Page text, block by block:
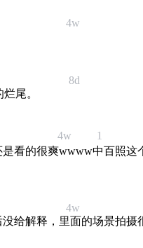
4w
8d
尾。
4w 1
看的很爽wwww中百照这
4w
给解释，里面的场景拍摄